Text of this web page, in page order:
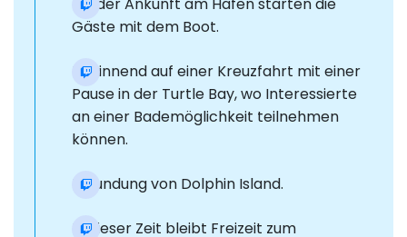
Bei der Ankunft am Hafen starten die
Gäste mit dem Boot.
Beginnend auf einer Kreuzfahrt mit einer
Pause in der Turtle Bay, wo Interessierte
an einer Bademöglichkeit teilnehmen
können.
Erkundung von Dolphin Island.
In dieser Zeit bleibt Freizeit zum